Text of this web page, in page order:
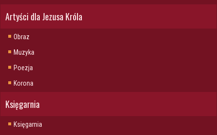
Artyści dla Jezusa Króla
Obraz
Muzyka
Poezja
Korona
Księgarnia
Księgarnia